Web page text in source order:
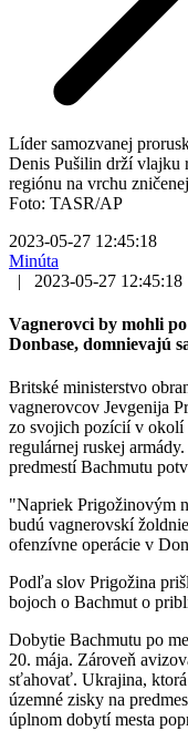
Líder samozvanej
Denis Pušilin drží vlajku
regiónu na vrchu
Foto: TASR/AP
2023-05-27 12:45:18
Minúta
|
2023-05-27 12:45:18
Vagnerovci by mohli
Donbase, domnievajú
Britské ministerstvo
vagnerovcov Jevgenija
zo svojich pozícií v okolí
regulárnej ruskej
predmestí Bachmutu
"Napriek Prigožinovým
budú vagnerovskí
ofenzívne operácie v
Podľa slov Prigožina
bojoch o Bachmut o
Dobytie Bachmutu po
20. mája. Zároveň
sťahovať. Ukrajina, ktorá
územné zisky na
úplnom dobytí mesta